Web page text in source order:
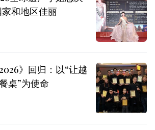
和地区佳丽
》回归：以“让越
桌”为使命